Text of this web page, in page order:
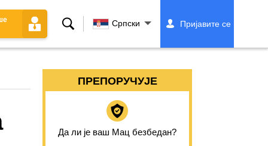
Претрага Српски Пријавите се
ПРЕПОРУЧУЈЕ
Да ли је ваш Мац безбедан?